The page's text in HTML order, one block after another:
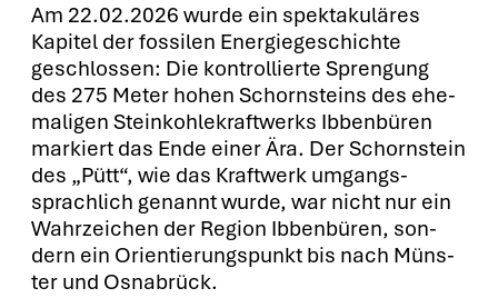
Am 22.02.2026 wur­de ein spek­ta­ku­lä­res
Kapi­tel der fos­si­len Ener­gie­ge­schich­te
geschlos­sen: Die kon­trol­lier­te Spren­gung
des 275 Meter hohen Schorn­steins des ehe­
ma­li­gen Stein­koh­le­kraft­werks Ibben­bü­ren
mar­kiert das Ende einer Ära. Der Schorn­stein
des „Pütt“, wie das Kraft­werk umgangs­
sprach­lich genannt wur­de, war nicht nur ein
Wahr­zei­chen der Regi­on Ibben­bü­ren, son­
dern ein Ori­en­tie­rungs­punkt bis nach Müns­
ter und Osna­brück.